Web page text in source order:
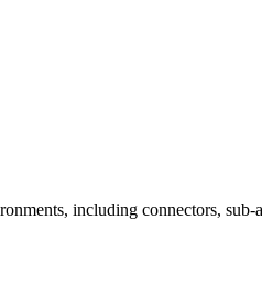
including connectors, sub-